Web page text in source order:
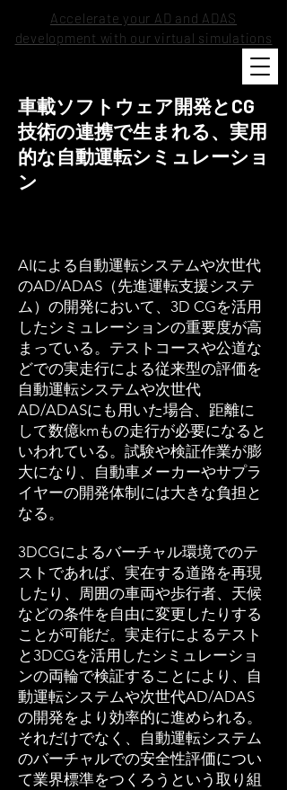
Accelerate your AD and ADAS
development with our virtual simulations
車載ソフトウェア開発とCG
技術の連携で生まれる、実用
的な自動運転シミュレーショ
ン
AIによる自動運転システムや次世代
のAD/ADAS（先進運転支援システ
ム）の開発において、3D CGを活用
したシミュレーションの重要度が高
まっている。テストコースや公道な
どでの実走行による従来型の評価を
自動運転システムや次世代
AD/ADASにも用いた場合、距離に
して数億kmもの走行が必要になると
いわれている。試験や検証作業が膨
大になり、自動車メーカーやサプラ
イヤーの開発体制には大きな負担と
なる。
3DCGによるバーチャル環境でのテ
ストであれば、実在する道路を再現
したり、周囲の車両や歩行者、天候
などの条件を自由に変更したりする
ことが可能だ。実走行によるテスト
と3DCGを活用したシミュレーショ
ンの両輪で検証することにより、自
動運転システムや次世代AD/ADAS
の開発をより効率的に進められる。
それだけでなく、自動運転システム
のバーチャルでの安全性評価につい
て業界標準をつくろうという取り組